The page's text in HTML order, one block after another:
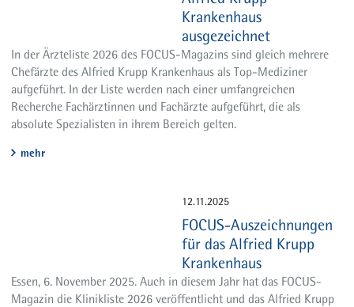
Krankenhaus
ausgezeichnet
In der Ärzteliste 2026 des FOCUS-Magazins sind gleich mehrere
Chefärzte des Alfried Krupp Krankenhaus als Top-Mediziner
aufgeführt. In der Liste werden nach einer umfangreichen
Recherche Fachärztinnen und Fachärzte aufgeführt, die als
absolute Spezialisten in ihrem Bereich gelten.
mehr
12.11.2025
FOCUS-Auszeichnungen
für das Alfried Krupp
Krankenhaus
Essen, 6. November 2025. Auch in diesem Jahr hat das FOCUS-
Magazin die Klinikliste 2026 veröffentlicht und das Alfried Krupp